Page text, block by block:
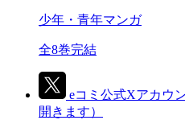
少年・青年マンガ
全8巻完結
eコミ公式Xアカウ
開きます）